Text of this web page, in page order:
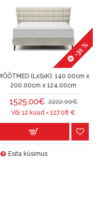
-31 %
(LxSxK): 140.00cm x
200.00cm x 124.00cm
1525.00€ 2222.00€
Või 12 kuud = 127.08 €
Esita küsimus